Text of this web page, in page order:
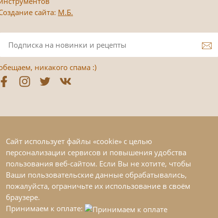
сайта: М.Б.
никакого спама :)
Сайт использует файлы «cookie» с целью
персонализации сервисов и повышения удобства
пользования веб-сайтом. Если Вы не хотите, чтобы
Ваши пользовательские данные обрабатывались,
пожалуйста, ограничьте их использование в своём
браузере.
Принимаем к оплате: